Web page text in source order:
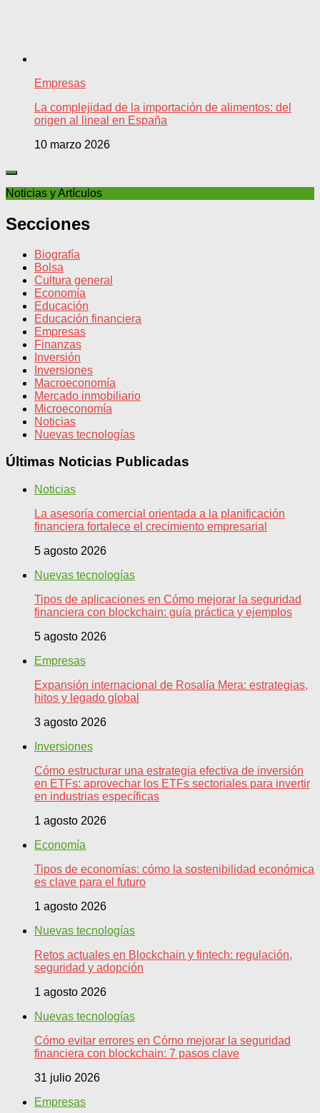
Empresas
La complejidad de la importación de alimentos: del
origen al lineal en España
10 marzo 2026
Noticias y Artículos
Secciones
Biografía
Bolsa
Cultura general
Economía
Educación
Educación financiera
Empresas
Finanzas
Inversión
Inversiones
Macroeconomía
Mercado inmobiliario
Microeconomía
Noticias
Nuevas tecnologías
Últimas Noticias Publicadas
Noticias
La asesoría comercial orientada a la planificación
financiera fortalece el crecimiento empresarial
5 agosto 2026
Nuevas tecnologías
Tipos de aplicaciones en Cómo mejorar la seguridad
financiera con blockchain: guía práctica y ejemplos
5 agosto 2026
Empresas
Expansión internacional de Rosalía Mera: estrategias,
hitos y legado global
3 agosto 2026
Inversiones
Cómo estructurar una estrategia efectiva de inversión
en ETFs: aprovechar los ETFs sectoriales para invertir
en industrias específicas
1 agosto 2026
Economía
Tipos de economías: cómo la sostenibilidad económica
es clave para el futuro
1 agosto 2026
Nuevas tecnologías
Retos actuales en Blockchain y fintech: regulación,
seguridad y adopción
1 agosto 2026
Nuevas tecnologías
Cómo evitar errores en Cómo mejorar la seguridad
financiera con blockchain: 7 pasos clave
31 julio 2026
Empresas